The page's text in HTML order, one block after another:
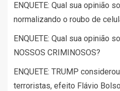
ENQUETE: Qual sua opinião
normalizando o roubo de
ENQUETE: Qual sua opinião
NOSSOS CRIMINOSOS?
ENQUETE: TRUMP
terroristas, efeito Flávio